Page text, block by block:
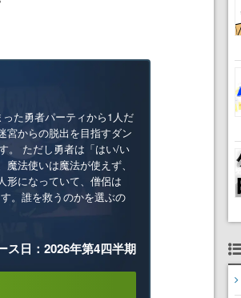
った勇者パーティから1人だ
宮からの脱出を目指すダン
。 ただし勇者は「はい/い
法使いは魔法が使えず、
形になっていて、僧侶は
。誰を救うのかを選ぶの
ス日：2026年第4四半期